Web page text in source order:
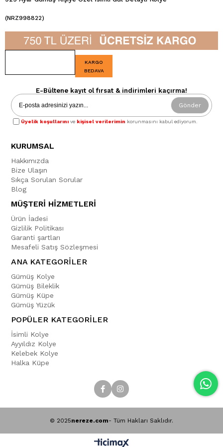
(NRZ998822)
KARGO
BEDAVA
E-Bültene kayıt ol fırsat & indirimleri kaçırma!
Gönder
Üyelik koşullarını ve kişisel verilerimin korunmasını kabul ediyorum.
KURUMSAL
Hakkımızda
Bize Ulaşın
Sıkça Sorulan Sorular
Blog
MÜŞTERİ HİZMETLERİ
Ürün İadesi
Gizlilik Politikası
Garanti şartları
Mesafeli Satış Sözleşmesi
ANA KATEGORİLER
Gümüş Kolye
Gümüş Bileklik
Gümüş Küpe
Gümüş Yüzük
POPÜLER KATEGORİLER
İsimli Kolye
Ayyıldız Kolye
Kelebek Kolye
Halka Küpe
© 2025nereze.com- Tüm Hakları Saklıdır.